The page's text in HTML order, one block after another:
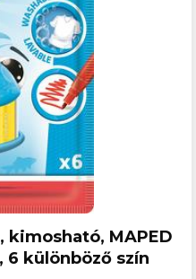
MAPED
6 különböző szín